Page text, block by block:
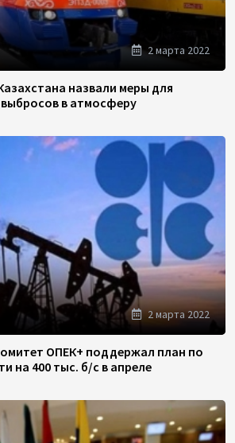
2 марта 2022
назвали меры для
в атмосферу
2 марта 2022
ОПЕК+ поддержал план по
на 400 тыс. б/с в апреле